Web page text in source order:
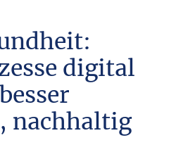
digital
nachhaltig